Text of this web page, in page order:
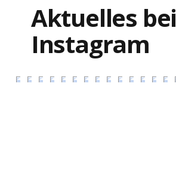
Aktuelles bei
Instagram